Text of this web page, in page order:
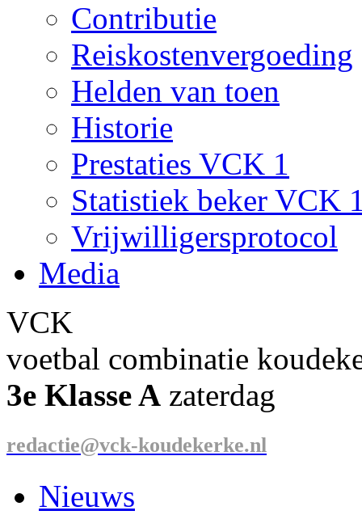
Contributie
Reiskostenvergoeding
Helden van toen
Historie
Prestaties VCK 1
Statistiek beker VCK
Vrijwilligersprotocol
Media
VCK
voetbal combinatie
3e Klasse A zaterdag
redactie@vck-koudekerke.nl
Nieuws